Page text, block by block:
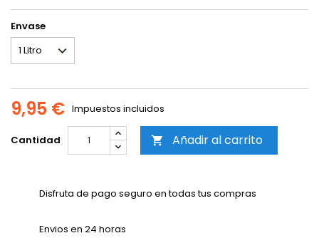
Envase
9,95 € Impuestos incluidos
Cantidad  Añadir al carrito
Disfruta de pago seguro en todas tus compras
Envios en 24 horas